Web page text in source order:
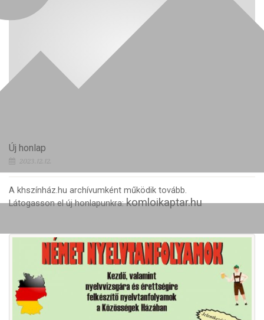
Új honlap
2023.12.12.
A khszínház.hu archívumként működik tovább.
Látogasson el új honlapunkra:komloikaptar.hu